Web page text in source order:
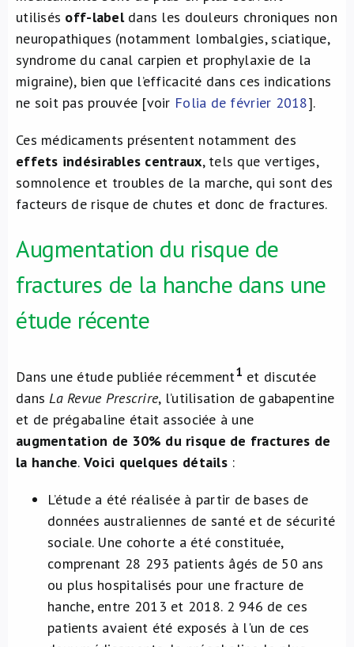
utilisés off-labeldans les douleurs chroniques non
neuropathiques (notamment lombalgies, sciatique,
syndrome du canal carpien et prophylaxie de la
migraine), bien que l’efficacité dans ces indications
ne soit pas prouvée [voir Folia de février 2018].
Ces médicaments présentent notamment des
effets indésirables centraux, tels que vertiges,
somnolence et troubles de la marche, qui sont des
facteurs de risque de chutes et donc de fractures.
Augmentation du risque de
fractures de la hanche dans une
étude récente
Dans une étude publiée récemment1 et discutée
dansLa Revue Prescrire, l’utilisation de gabapentine
et de prégabaline était associée à une
augmentation de 30% du risque de fractures de
la hanche. Voici quelques détails :
L’étude a été réalisée à partir de bases de
données australiennes de santé et de sécurité
sociale. Une cohorte a été constituée,
comprenant 28 293 patients âgés de 50 ans
ou plus hospitalisés pour une fracture de
hanche, entre 2013 et 2018. 2 946 de ces
patients avaient été exposés à l'un de ces